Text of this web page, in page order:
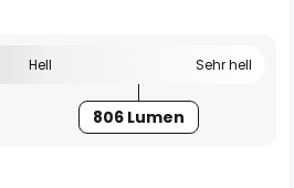
Hell Sehr hell
806 Lumen